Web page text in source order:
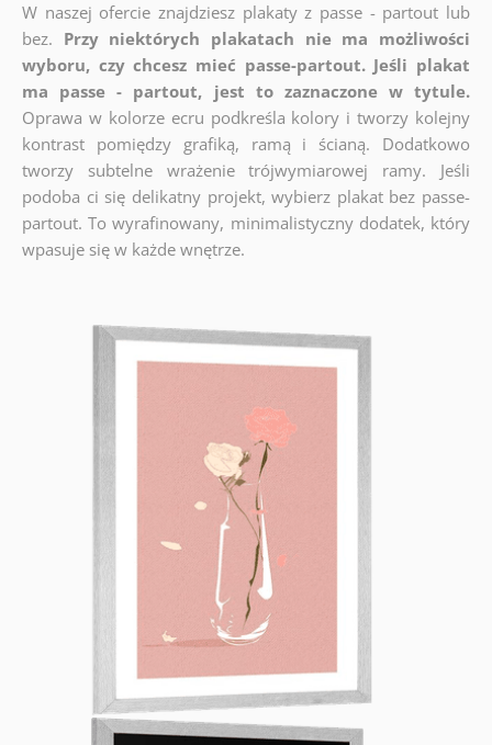
W naszej ofercie znajdziesz plakaty z passe - partout lub
bez. Przy niektórych plakatach nie ma możliwości
wyboru, czy chcesz mieć passe-partout. Jeśli plakat
ma passe - partout, jest to zaznaczone w tytule.
Oprawa w kolorze ecru podkreśla kolory i tworzy kolejny
kontrast pomiędzy grafiką, ramą i ścianą. Dodatkowo
tworzy subtelne wrażenie trójwymiarowej ramy. Jeśli
podoba ci się delikatny projekt, wybierz plakat bez passe-
partout. To wyrafinowany, minimalistyczny dodatek, który
wpasuje się w każde wnętrze.